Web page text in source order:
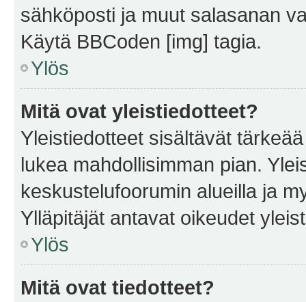
sähköposti ja muut salasanan
Käytä BBCoden [img] tagia.
Ylös
Mitä ovat yleistiedotteet?
Yleistiedotteet sisältävät
lukea mahdollisimman pian.
keskustelufoorumin alueilla ja
Ylläpitäjät antavat oikeudet
Ylös
Mitä ovat tiedotteet?